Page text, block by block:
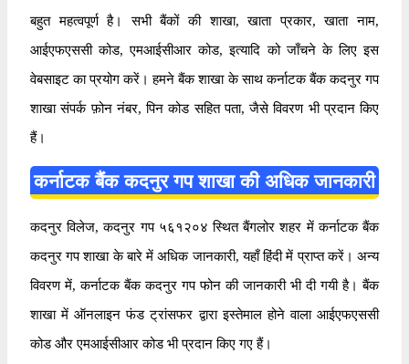
बहुत महत्वपूर्ण है। सभी बैंकों की शाखा, खाता प्रकार, खाता नाम,
आईएफएससी कोड, एमआईसीआर कोड, इत्यादि को जाँचने के लिए इस
वेबसाइट का प्रयोग करें। हमने बैंक शाखा के साथ कर्नाटक बैंक कदनुर गप
शाखा संपर्क फ़ोन नंबर, पिन कोड सहित पता, जैसे विवरण भी प्रदान किए
हैं।
कर्नाटक बैंक कदनुर गप शाखा की अधिक जानकारी
कदनुर विलेज, कदनुर गप ५६१२०४ स्थित बैंगलोर शहर में कर्नाटक बैंक
कदनुर गप शाखा के बारे में अधिक जानकारी, यहाँ हिंदी में प्राप्त करें। अन्य
विवरण में, कर्नाटक बैंक कदनुर गप फोन की जानकारी भी दी गयी है। बैंक
शाखा में ऑनलाइन फंड ट्रांसफर द्वारा इस्तेमाल होने वाला आईएफएससी
कोड और एमआईसीआर कोड भी प्रदान किए गए हैं।